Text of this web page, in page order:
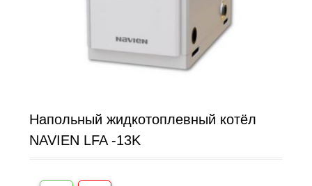
Напольный жидкотоплевный котёл
NAVIEN LFA -13K